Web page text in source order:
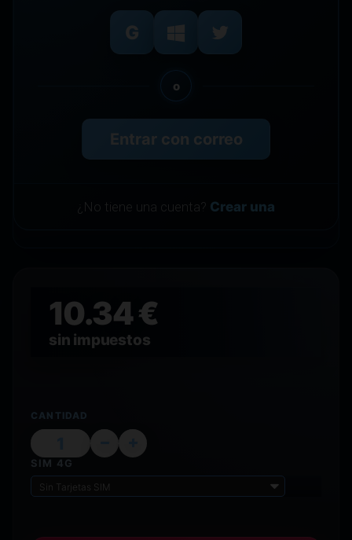
o
Entrar con correo
¿No tiene una cuenta? Crear una
10.34 €
sin impuestos
CANTIDAD
SIM 4G
Sin Tarjetas SIM